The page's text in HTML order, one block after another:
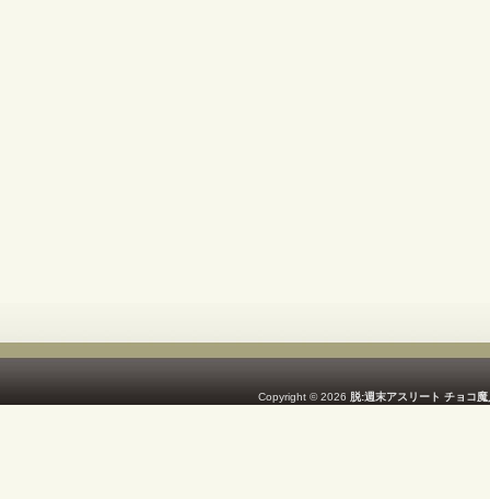
Copyright © 2026 脱:週末アスリート チョコ魔